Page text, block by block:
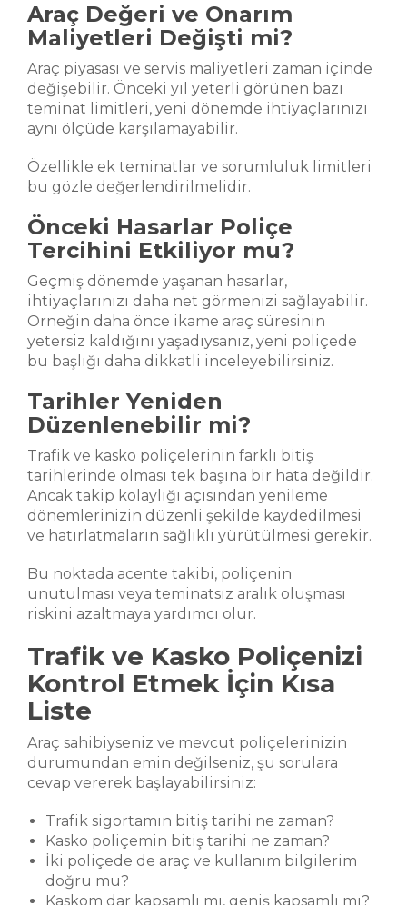
Araç Değeri ve Onarım
Maliyetleri Değişti mi?
Araç piyasası ve servis maliyetleri zaman içinde
değişebilir. Önceki yıl yeterli görünen bazı
teminat limitleri, yeni dönemde ihtiyaçlarınızı
aynı ölçüde karşılamayabilir.
Özellikle ek teminatlar ve sorumluluk limitleri
bu gözle değerlendirilmelidir.
Önceki Hasarlar Poliçe
Tercihini Etkiliyor mu?
Geçmiş dönemde yaşanan hasarlar,
ihtiyaçlarınızı daha net görmenizi sağlayabilir.
Örneğin daha önce ikame araç süresinin
yetersiz kaldığını yaşadıysanız, yeni poliçede
bu başlığı daha dikkatli inceleyebilirsiniz.
Tarihler Yeniden
Düzenlenebilir mi?
Trafik ve kasko poliçelerinin farklı bitiş
tarihlerinde olması tek başına bir hata değildir.
Ancak takip kolaylığı açısından yenileme
dönemlerinizin düzenli şekilde kaydedilmesi
ve hatırlatmaların sağlıklı yürütülmesi gerekir.
Bu noktada acente takibi, poliçenin
unutulması veya teminatsız aralık oluşması
riskini azaltmaya yardımcı olur.
Trafik ve Kasko Poliçenizi
Kontrol Etmek İçin Kısa
Liste
Araç sahibiyseniz ve mevcut poliçelerinizin
durumundan emin değilseniz, şu sorulara
cevap vererek başlayabilirsiniz:
Trafik sigortamın bitiş tarihi ne zaman?
Kasko poliçemin bitiş tarihi ne zaman?
İki poliçede de araç ve kullanım bilgilerim
doğru mu?
Kaskom dar kapsamlı mı, geniş kapsamlı mı?